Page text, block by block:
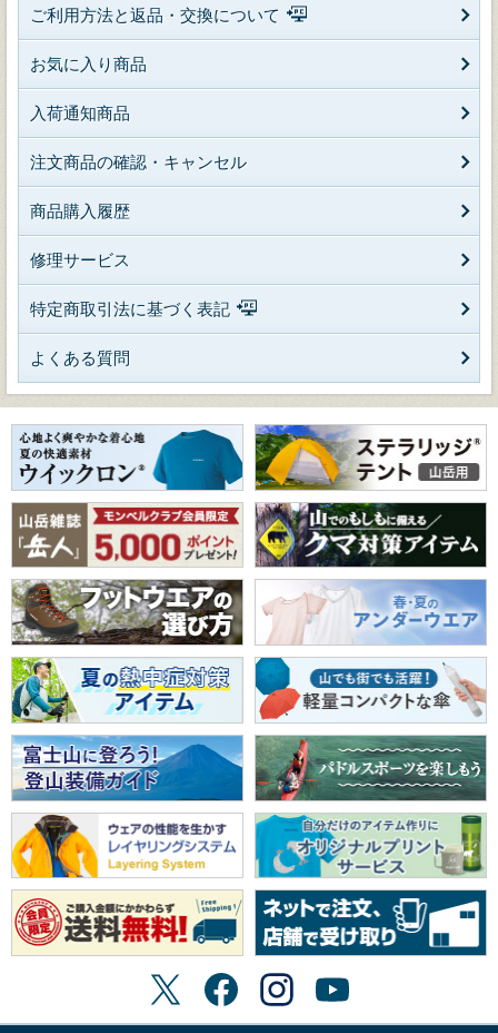
ご利用方法と返品・交換について
お気に入り商品
入荷通知商品
注文商品の確認・キャンセル
商品購入履歴
修理サービス
特定商取引法に基づく表記
よくある質問